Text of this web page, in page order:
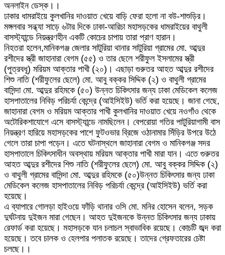
অনলাইন ডেস্ক।।
ঢাকার ধামরাইয়ে কুলখানির দাওয়াত খেয়ে বাড়ি ফেরা হলো না বউ-শাশুড়ির।
মঙ্গলবার সন্ধ্যা সাড়ে ৬টার দিকে ঢাকা-আরিচা মহাসড়কের ধামরাইয়ের বাথুলী
বাসস্ট্যান্ডে নিয়ন্ত্রণহীন একটি কোচের চাপায় তারা প্রাণ হারান।
নিহতরা হলেন,মানিকগঞ্জ জেলার সাটুরিয়া থানার সাটুরিয়া গ্রামের মো. আব্দুর
রশীদের স্ত্রী জাহানারা বেগম (৫৫) ও তার ছেলে শরীফুল ইসলামের স্ত্রী
(পুত্রবধূ) মরিয়ম আক্তার পাখী (২০)। এছাড়া গুরুতর আহত আব্দুর রশীদের
শিশু নাতি (শরীফুলের ছেলে) মো. আবু বক্কর সিদ্দিক (২) ও বাথুলী গ্রামের
বাসিন্দা মো. আব্দুর রহিমকে (৫০) উন্নত চিকিৎসার জন্য ঢাকা মেডিকেল কলেজ
হাসপাতালের নিবিড় পরিচর্যা কেন্দ্রে (আইসিইউ) ভর্তি করা হয়েছে। জানা গেছে,
জাহানারা বেগম ও মরিয়ম আক্তার পাখী কুলখানির দাওয়াত খেয়ে নওগাঁও থেকে
অটোরিকশাযোগে এসে বাসস্ট্যান্ডে নামছিলেন। বেপরোয়া গতির পাটুরিয়াগামী বাস
নিয়ন্ত্রণ হারিয়ে মহাসড়কের পাশে ফুটওভার ব্রিজে ওঠানামার সিঁড়ির উপরে উঠে
গেলে তারা চাপা পড়েন। এতে ঘটনাস্থলে জাহানারা বেগম ও মানিকগঞ্জ সদর
হাসপাতালে চিকিৎসাধীন অবস্থায় মরিয়ম আক্তার পাখী মারা যান। এতে গুরুতর
আহত আব্দুর রশীদের শিশু নাতি (শরীফুলের ছেলে) মো. আবু বক্কর সিদ্দিক (২)
ও বাথুলী গ্রামের বাসিন্দা মো. আব্দুর রহিমকে (৫০)উন্নত চিকিৎসার জন্য ঢাকা
মেডিকেল কলেজ হাসপাতালের নিবিড় পরিচর্যা কেন্দ্রে (আইসিইউ) ভর্তি করা
হয়েছে।
এ ব্যাপারে গোলড়া হাইওয়ে ফাঁড়ি থানার ওসি মো. মনির হোসেন বলেন, সড়ক
দুর্ঘটনায় দুইজন মারা গেছেন। আহত দুইজনকে উন্নত চিকিৎসার জন্য ঢাকায়
রেফার্ড করা হয়েছে। মহাসড়কে যান চলাচল স্বাভাবিক রয়েছে। কোচটি জব্দ করা
হয়েছে। তবে চালক ও হেলপার পলাতক রয়েছে। তাদের গ্রেফতারের চেষ্টা
চলছে।।